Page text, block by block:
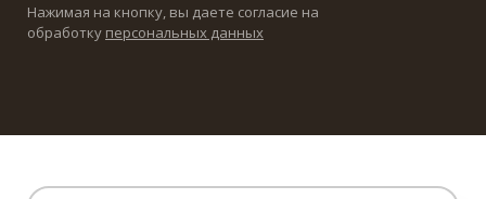
Нажимая на кнопку, вы даете согласие на
обработку персональных данных